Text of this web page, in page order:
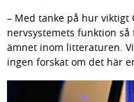
– Med tanke på hur viktigt
nervsystemets funktion
ämnet inom litteraturen.
ingen forskat om det här